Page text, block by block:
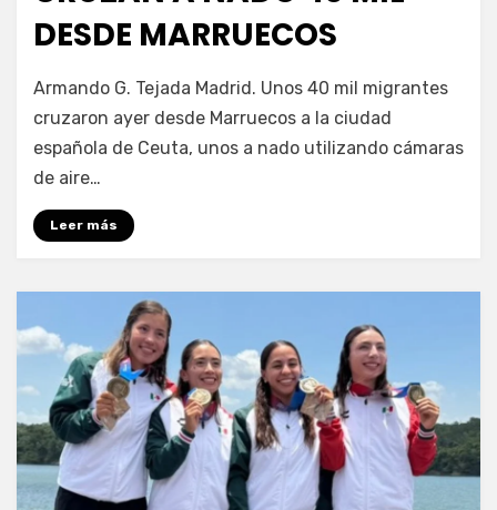
DESDE MARRUECOS
Fernando Miranda Servín
Armando G. Tejada Madrid. Unos 40 mil migrantes
cruzaron ayer desde Marruecos a la ciudad
española de Ceuta, unos a nado utilizando cámaras
de aire…
Leer más